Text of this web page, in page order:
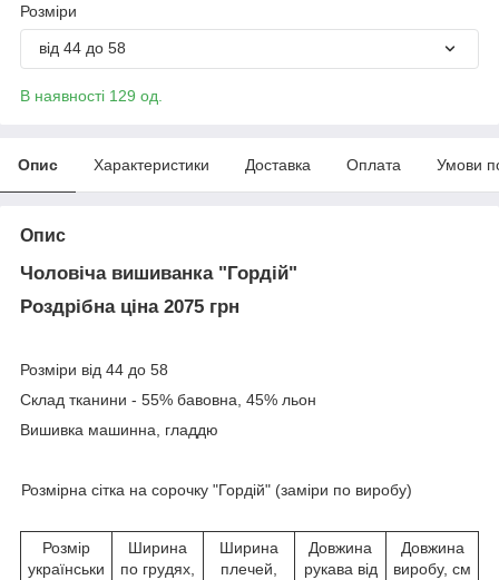
Розміри
від 44 до 58
В наявності 129 од.
Опис Характеристики Доставка Оплата Умови
Опис
Чоловіча вишиванка "Гордій"
Роздрібна ціна 2075 грн
Розміри від 44 до 58
Склад тканини - 55% бавовна, 45% льон
Вишивка машинна, гладдю
Розмірна сітка на сорочку "Гордій" (заміри по виробу)
Розмір
українськи
Ширина
по грудях,
Ширина
плечей,
Довжина
рукава від
Довжина
виробу, см